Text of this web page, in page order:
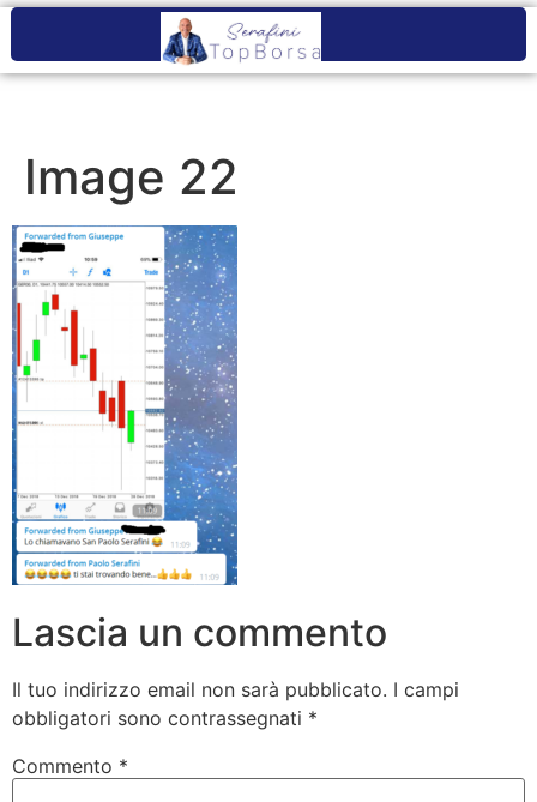
Image 22
Lascia un commento
Il tuo indirizzo email non sarà pubblicato. I campi
obbligatori sono contrassegnati *
Commento *